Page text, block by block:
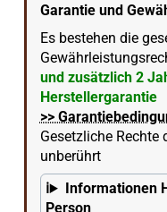
Garantie und
Es bestehen die
und zusätzlich 2
Herstellergarantie
>>
Gesetzliche Rechte
unberührt
Informationen
Person